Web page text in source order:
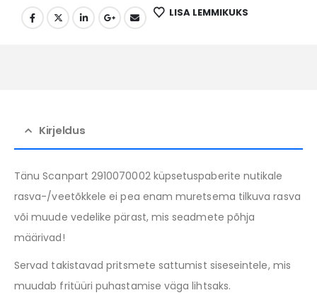
LISA LEMMIKUKS
Kirjeldus
Tänu Scanpart 2910070002 küpsetuspaberite nutikale
rasva-/veetõkkele ei pea enam muretsema tilkuva rasva
või muude vedelike pärast, mis seadmete põhja
määrivad!
Servad takistavad pritsmete sattumist siseseintele, mis
muudab fritüüri puhastamise väga lihtsaks.